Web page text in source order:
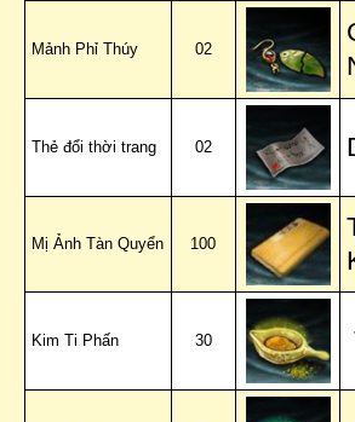
Mảnh Phỉ Thúy 02
Thẻ đổi thời trang 02
Mị Ảnh Tàn Quyển 100
Kim Ti Phấn 30